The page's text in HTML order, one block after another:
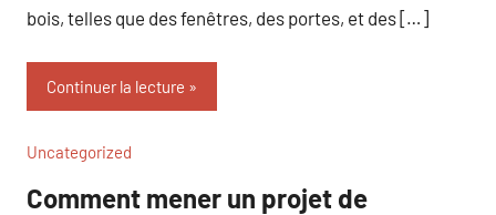
bois, telles que des fenêtres, des portes, et des […]
Continuer la lecture
Uncategorized
Comment mener un projet de